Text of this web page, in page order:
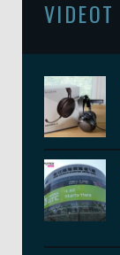
VIDEOT